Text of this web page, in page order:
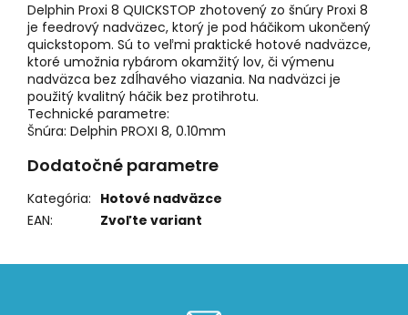
Delphin Proxi 8 QUICKSTOP zhotovený zo šnúry Proxi 8
je feedrový nadväzec, ktorý je pod háčikom ukončený
quickstopom. Sú to veľmi praktické hotové nadväzce,
ktoré umožnia rybárom okamžitý lov, či výmenu
nadväzca bez zdĺhavého viazania. Na nadväzci je
použitý kvalitný háčik bez protihrotu.
Technické parametre:
Šnúra: Delphin PROXI 8, 0.10mm
Dodatočné parametre
Kategória: Hotové nadväzce
EAN: Zvoľte variant